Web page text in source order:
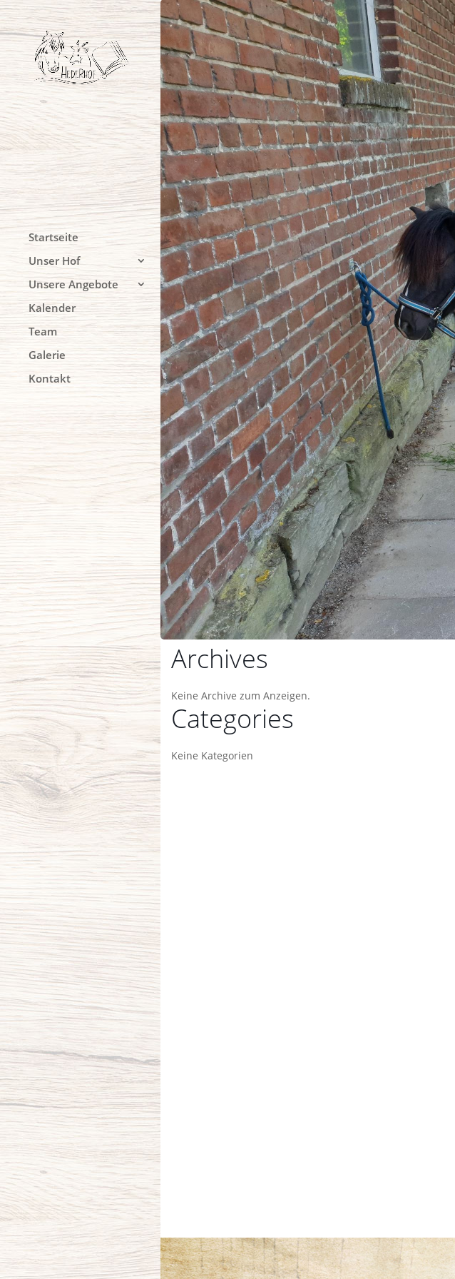
Startseite
Unser Hof
Unsere Angebote
Kalender
Team
Galerie
Kontakt
Archives
Keine Archive zum Anzeigen.
Categories
Keine Kategorien